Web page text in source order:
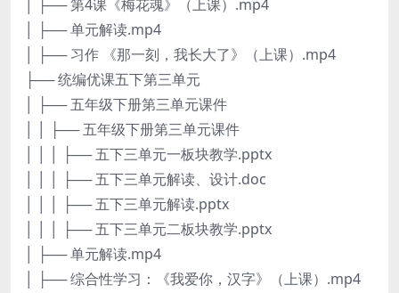
│ ├── 第4课《梅花魂》（上课）.mp4
│ ├── 单元解读.mp4
│ ├── 习作 《那一刻，我长大了》（上课）.mp4
├── 统编优课五下第三单元
│ ├── 五年级下册第三单元课件
│ │ ├── 五年级下册第三单元课件
│ │ │ ├── 五下三单元一板块教学.pptx
│ │ │ ├── 五下三单元解读、设计.doc
│ │ │ ├── 五下三单元解读.pptx
│ │ │ ├── 五下三单元二板块教学.pptx
│ ├── 单元解读.mp4
│ ├── 综合性学习：《我爱你，汉字》（上课）.mp4